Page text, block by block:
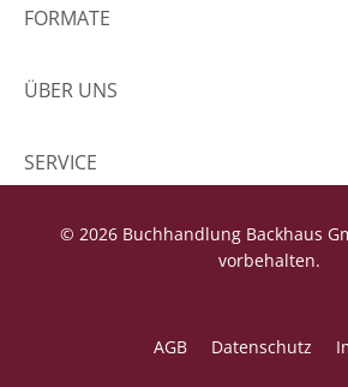
FORMATE
ÜBER UNS
SERVICE
© 2026 Buchhandlung Backhaus
vorbehalten.
AGB Datenschutz